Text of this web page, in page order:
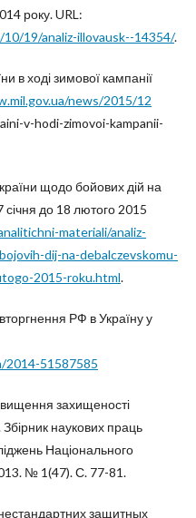
року. URL:
19/analiz-illovausk--14354/.
в ході зимової кампанії
news/2015/12
v-hodi-zimovoi-kampanii-
щодо бойових дій на
до 18 лютого 2015
materiali/analiz-
dij-na-debalczevskomu-
2015-roku.html.
РФ в Україну у
51587585
захищеності
Збірник наукових праць
Національного
№ 1(47). С. 77-81.
защитных